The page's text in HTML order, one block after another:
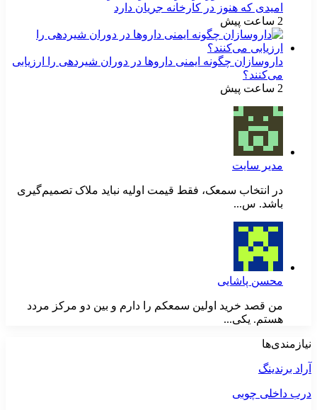
امیدی که هنوز در کارخانه جریان دارد
2 ساعت پیش
داروسازان چگونه ایمنی داروها در دوران شیردهی را ارزیابی
می‌کنند؟
2 ساعت پیش
مدیر سایت
در انتخاب سمعک، فقط قیمت اولیه نباید ملاک تصمیم‌گیری
باشد. س...
محسن پاشایی
من قصد خرید اولین سمعکم را دارم و بین دو مرکز مردد
هستم. یکی...
نیازمندی‌ها
آراد برندینگ
درب داخلی چوبی